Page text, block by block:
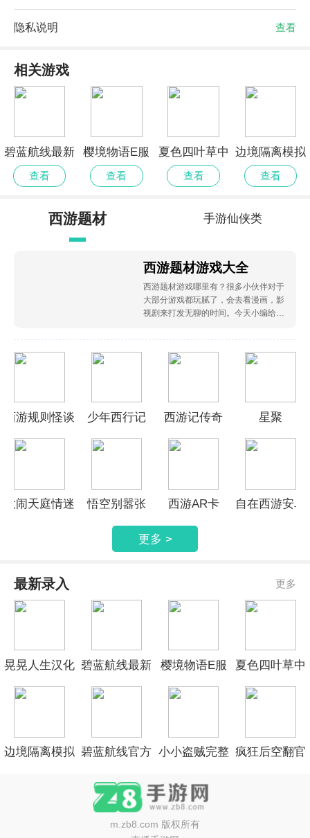
隐私说明 查看
相关游戏
碧蓝航线最新
官网
查看
樱境物语E服
精简版
查看
夏色四叶草中
文版
查看
边境隔离模拟
器修改版
查看
西游题材 手游仙侠类
游戏大全
西游题材游戏大全
西游题材游戏哪里有？很多小伙伴对于
大部分游戏都玩腻了，会去看漫画，影
视剧来打发无聊的时间。今天小编给大
通过西游题材改编的手游。玩法新颖，
内容还原漫画，好玩刺激，还在等什么
赶紧来下载吧！
西游规则怪谈 少年西行记 西游记传奇 星聚
大闹天庭情迷
悟空别嚣张 西游AR卡
自在西游安卓
更多 >
最新录入 更多
晃晃人生汉化 碧蓝航线最新
樱境物语E服
夏色四叶草中
边境隔离模拟 碧蓝航线官方 小小盗贼完整 疯狂后空翻官
m.zb8.com 版权所有